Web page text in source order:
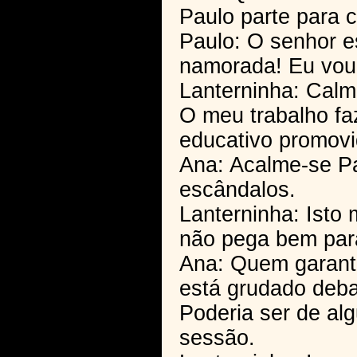
Paulo parte para
Paulo: O senhor
namorada! Eu
Lanterninha:
O meu trabalho
educativo
Ana: Acalme-se
escândalos.
Lanterninha: Isto
não pega bem
Ana: Quem
está grudado
Poderia ser de
sessão.